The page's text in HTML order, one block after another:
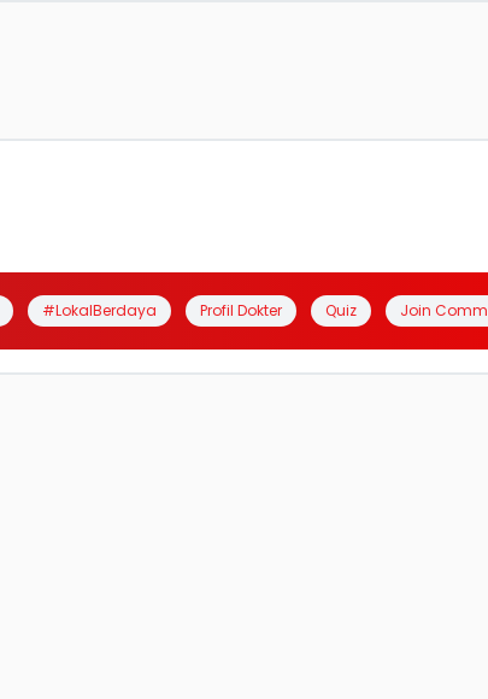
#LokalBerdaya Profil Dokter Quiz Join